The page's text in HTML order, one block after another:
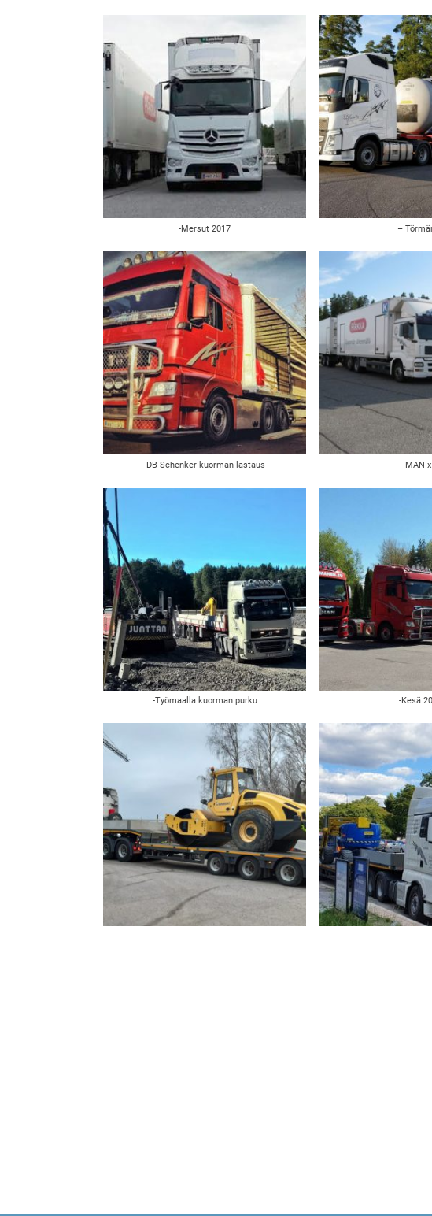
-Mersut 2017 –
-DB Schenker kuorman lastaus -MAN
-Työmaalla kuorman purku -Kesä